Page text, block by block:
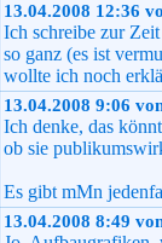
13.04.2008 12:36
Ich schreibe zur
so ganz (es ist
wollte ich noch
13.04.2008 9:06
Ich denke, das
ob sie
Es gibt mMn
13.04.2008 8:49